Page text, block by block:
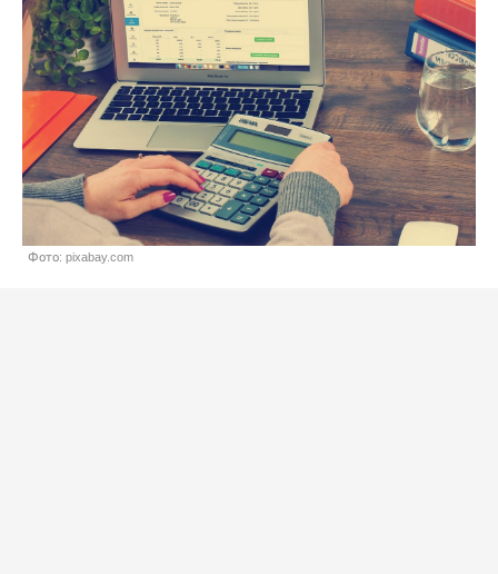
Фото: pixabay.com